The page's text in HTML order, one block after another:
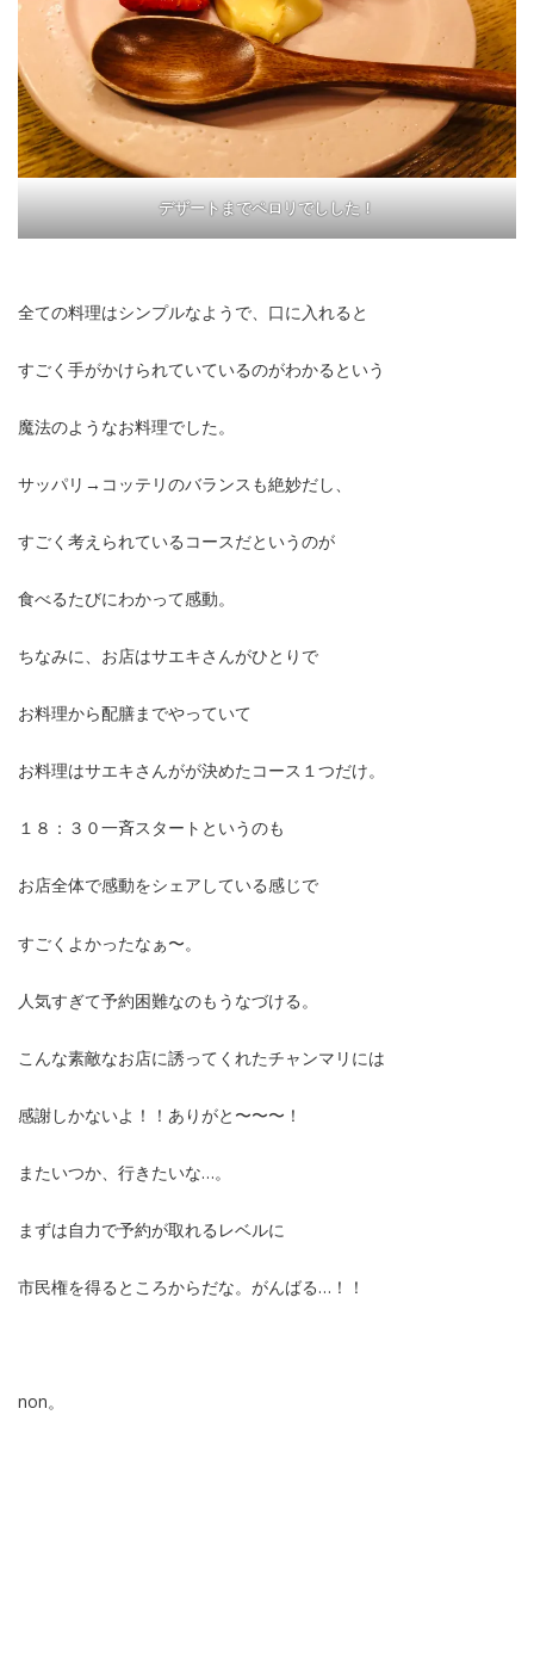
デザートまでペロリでしした！
全ての料理はシンプルなようで、口に入れると
すごく手がかけられていているのがわかるという
魔法のようなお料理でした。
サッパリ→コッテリのバランスも絶妙だし、
すごく考えられているコースだというのが
食べるたびにわかって感動。
ちなみに、お店はサエキさんがひとりで
お料理から配膳までやっていて
お料理はサエキさんがが決めたコース１つだけ。
１８：３０一斉スタートというのも
お店全体で感動をシェアしている感じで
すごくよかったなぁ〜。
人気すぎて予約困難なのもうなづける。
こんな素敵なお店に誘ってくれたチャンマリには
感謝しかないよ！！ありがと〜〜〜！
またいつか、行きたいな…。
まずは自力で予約が取れるレベルに
市民権を得るところからだな。がんばる…！！
non。